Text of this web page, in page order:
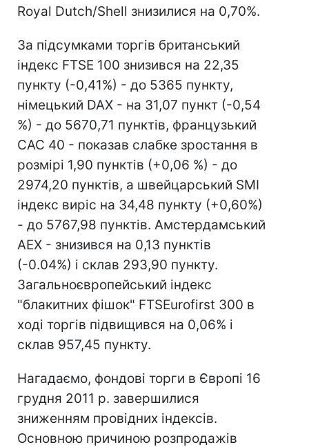
Royal Dutch/Shell знизилися на 0,70%.
За підсумками торгів британський
індекс FTSE 100 знизився на 22,35
пункту (-0,41%) - до 5365 пункту,
німецький DAX - на 31,07 пункт (-0,54
%) - до 5670,71 пунктів, французький
CAC 40 - показав слабке зростання в
розмірі 1,90 пунктів (+0,06 %) - до
2974,20 пунктів, а швейцарський SMI
індекс виріс на 34,48 пункту (+0,60%)
- до 5767,98 пунктів. Амстердамський
AEX - знизився на 0,13 пунктів
(-0.04%) і склав 293,90 пункту.
Загальноєвропейський індекс
"блакитних фішок" FTSEurofirst 300 в
ході торгів підвищився на 0,06% і
склав 957,45 пункту.
Нагадаємо, фондові торги в Європі 16
грудня 2011 р. завершилися
зниженням провідних індексів.
Основною причиною розпродажів